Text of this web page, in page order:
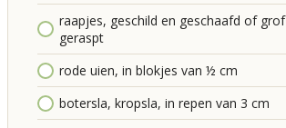
raapjes, geschild en geschaafd of grof
geraspt
rode uien, in blokjes van ½ cm
botersla, kropsla, in repen van 3 cm